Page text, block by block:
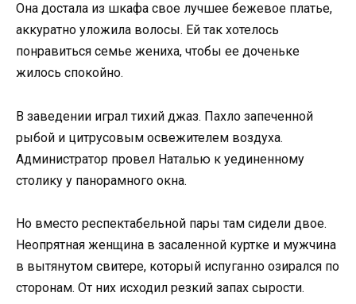
Она достала из шкафа свое лучшее бежевое платье,
аккуратно уложила волосы. Ей так хотелось
понравиться семье жениха, чтобы ее доченьке
жилось спокойно.
В заведении играл тихий джаз. Пахло запеченной
рыбой и цитрусовым освежителем воздуха.
Администратор провел Наталью к уединенному
столику у панорамного окна.
Но вместо респектабельной пары там сидели двое.
Неопрятная женщина в засаленной куртке и мужчина
в вытянутом свитере, который испуганно озирался по
сторонам. От них исходил резкий запах сырости.